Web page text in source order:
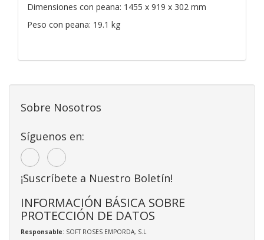
Dimensiones con peana: 1455 x 919 x 302 mm
Peso con peana: 19.1 kg
Sobre Nosotros
Síguenos en:
¡Suscríbete a Nuestro Boletín!
INFORMACIÓN BÁSICA SOBRE
PROTECCIÓN DE DATOS
Responsable: SOFT ROSES EMPORDA, S.L